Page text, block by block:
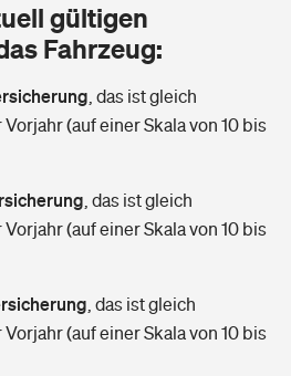
bekomme ich im Alter?
Versicherer finden
ist Ihr Haus?
finden
bekomme ich im Alter?
gültigen
Fahrzeug:
das ist gleich
(auf einer Skala von 10 bis
das ist gleich
(auf einer Skala von 10 bis
das ist gleich
(auf einer Skala von 10 bis